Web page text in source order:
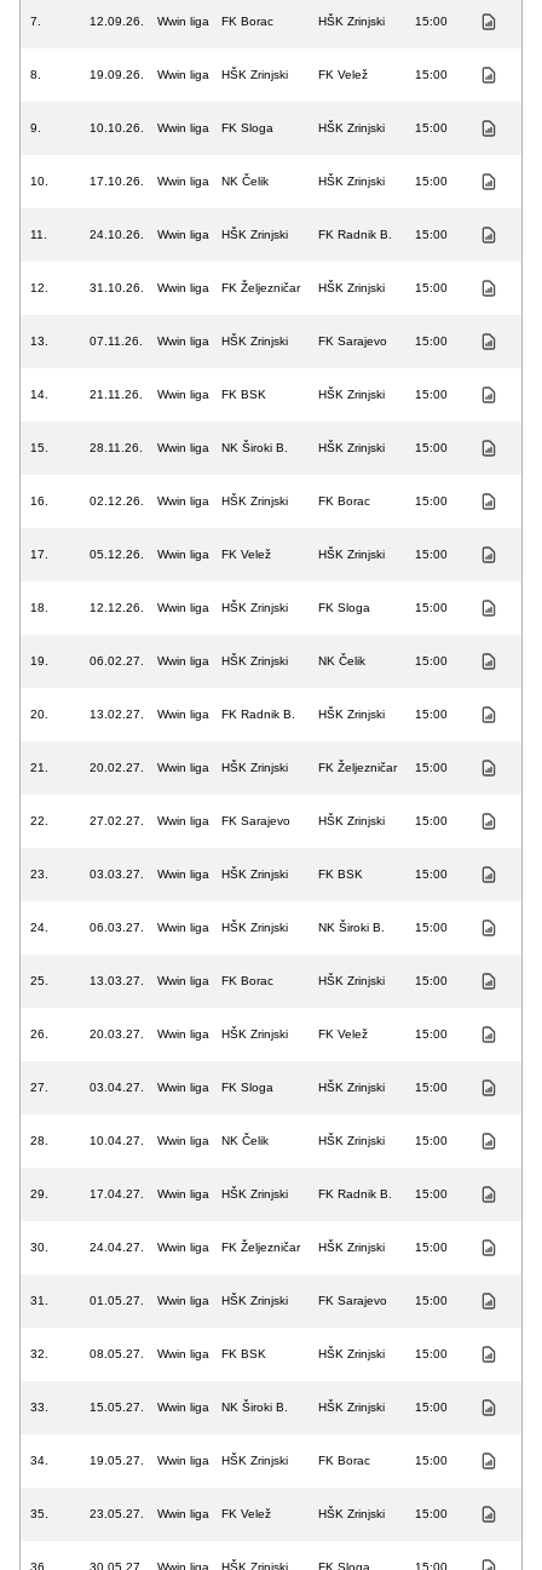
7. 12.09.26. Wwin liga FK Borac HŠK Zrinjski 15:00
8. 19.09.26. Wwin liga HŠK Zrinjski FK Velež 15:00
9. 10.10.26. Wwin liga FK Sloga HŠK Zrinjski 15:00
10. 17.10.26. Wwin liga NK Čelik HŠK Zrinjski 15:00
11. 24.10.26. Wwin liga HŠK Zrinjski FK Radnik B. 15:00
12. 31.10.26. Wwin liga FK Željezničar HŠK Zrinjski 15:00
13. 07.11.26. Wwin liga HŠK Zrinjski FK Sarajevo 15:00
14. 21.11.26. Wwin liga FK BSK HŠK Zrinjski 15:00
15. 28.11.26. Wwin liga NK Široki B. HŠK Zrinjski 15:00
16. 02.12.26. Wwin liga HŠK Zrinjski FK Borac 15:00
17. 05.12.26. Wwin liga FK Velež HŠK Zrinjski 15:00
18. 12.12.26. Wwin liga HŠK Zrinjski FK Sloga 15:00
19. 06.02.27. Wwin liga HŠK Zrinjski NK Čelik 15:00
20. 13.02.27. Wwin liga FK Radnik B. HŠK Zrinjski 15:00
21. 20.02.27. Wwin liga HŠK Zrinjski FK Željezničar 15:00
22. 27.02.27. Wwin liga FK Sarajevo HŠK Zrinjski 15:00
23. 03.03.27. Wwin liga HŠK Zrinjski FK BSK 15:00
24. 06.03.27. Wwin liga HŠK Zrinjski NK Široki B. 15:00
25. 13.03.27. Wwin liga FK Borac HŠK Zrinjski 15:00
26. 20.03.27. Wwin liga HŠK Zrinjski FK Velež 15:00
27. 03.04.27. Wwin liga FK Sloga HŠK Zrinjski 15:00
28. 10.04.27. Wwin liga NK Čelik HŠK Zrinjski 15:00
29. 17.04.27. Wwin liga HŠK Zrinjski FK Radnik B. 15:00
30. 24.04.27. Wwin liga FK Željezničar HŠK Zrinjski 15:00
31. 01.05.27. Wwin liga HŠK Zrinjski FK Sarajevo 15:00
32. 08.05.27. Wwin liga FK BSK HŠK Zrinjski 15:00
33. 15.05.27. Wwin liga NK Široki B. HŠK Zrinjski 15:00
34. 19.05.27. Wwin liga HŠK Zrinjski FK Borac 15:00
35. 23.05.27. Wwin liga FK Velež HŠK Zrinjski 15:00
36. 30.05.27. Wwin liga HŠK Zrinjski FK Sloga 15:00